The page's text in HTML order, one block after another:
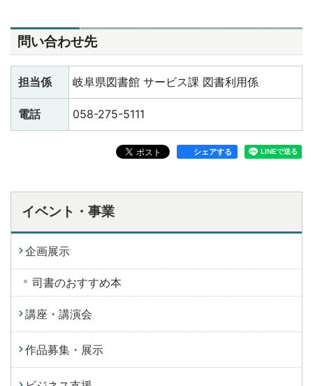
問い合わせ先
担当係 岐阜県図書館 サービス課 図書利用係
電話 058-275-5111
シェアする
イベント・事業
企画展示
司書のおすすめ本
講座・講演会
作品募集・展示